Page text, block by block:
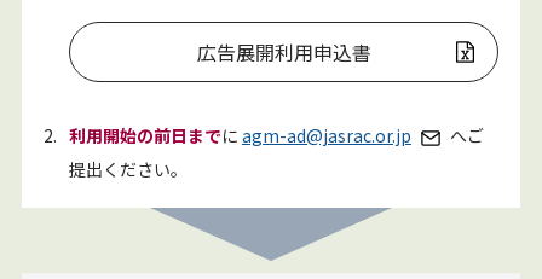
広告展開利用申込書
2. 利用開始の前日までに agm-ad@jasrac.or.jp
へご
提出ください。